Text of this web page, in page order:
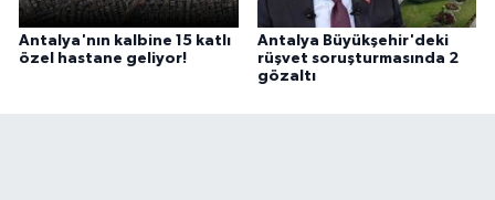
Antalya'nın kalbine 15 katlı
özel hastane geliyor!
Antalya Büyükşehir'deki
rüşvet soruşturmasında 2
gözaltı